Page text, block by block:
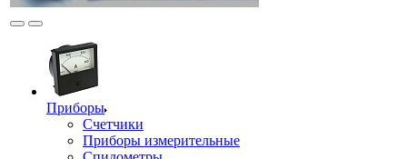
Приборы
Счетчики
Приборы измерительные